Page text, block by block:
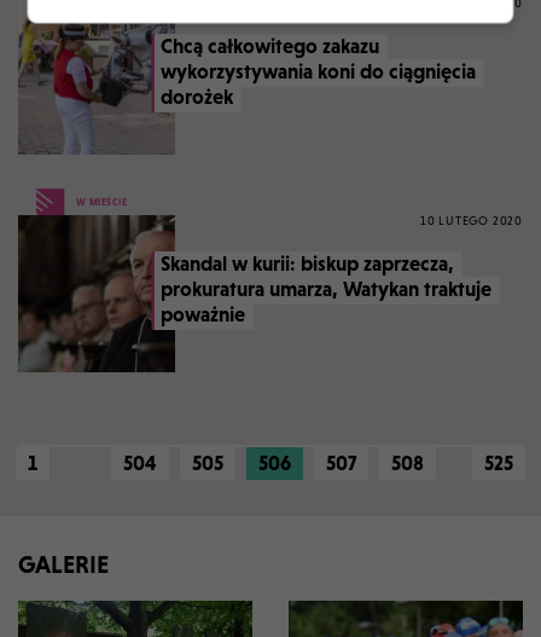
10 LUTEGO 2020
Chcą całkowitego zakazu
wykorzystywania koni do ciągnięcia
dorożek
W MIEŚCIE
10 LUTEGO 2020
Skandal w kurii: biskup zaprzecza,
prokuratura umarza, Watykan traktuje
poważnie
1 504 505 506 507 508 525
GALERIE